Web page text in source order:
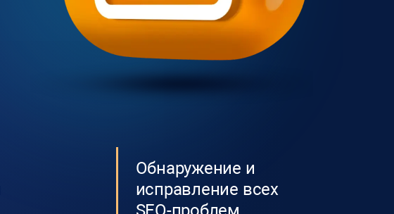
Обнаружение и
исправление всех